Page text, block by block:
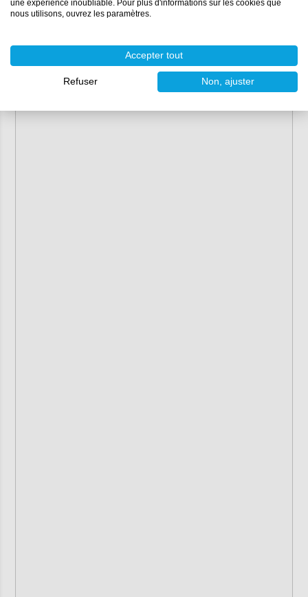
une expérience inoubliable. Pour plus d'informations sur les cookies que
nous utilisons, ouvrez les paramètres.
Accepter tout
Refuser Non, ajuster